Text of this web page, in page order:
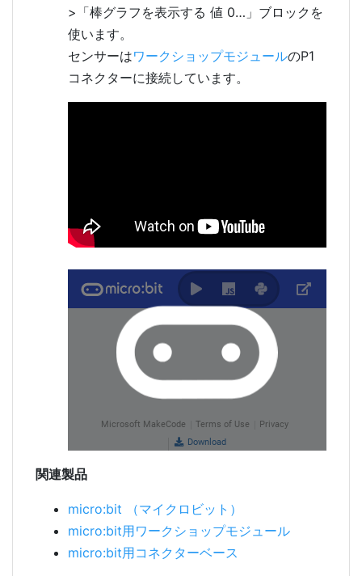
>「棒グラフを表示する 値 0…」ブロックを
使います。
センサーはワークショップモジュールのP1
コネクターに接続しています。
関連製品
micro:bit （マイクロビット）
micro:bit用ワークショップモジュール
micro:bit用コネクターベース